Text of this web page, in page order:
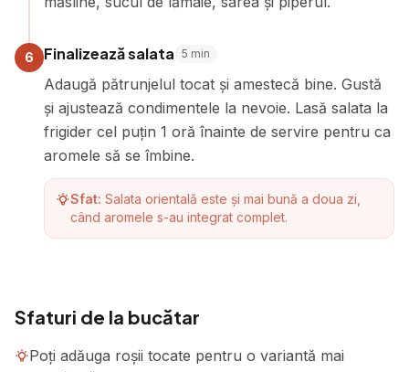
6 Finalizează salata 5 min
Adaugă pătrunjelul tocat și amestecă bine. Gustă
și ajustează condimentele la nevoie. Lasă salata la
frigider cel puțin 1 oră înainte de servire pentru ca
aromele să se îmbine.
Sfat: Salata orientală este și mai bună a doua zi,
când aromele s-au integrat complet.
Sfaturi de la bucătar
Poți adăuga roșii tocate pentru o variantă mai